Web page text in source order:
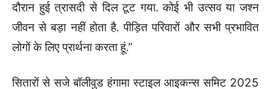
दौरान हुई त्रासदी से दिल टूट गया. कोई भी उत्सव या जश्न
जीवन से बड़ा नहीं होता है. पीड़ित परिवारों और सभी प्रभावित
लोगों के लिए प्रार्थना करता हूं.”
सितारों से सजे बॉलीवुड हंगामा स्टाइल आइकन्स समिट 2025